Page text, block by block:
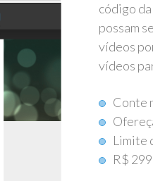
código
possam
vídeos
vídeos
Conte
Limite
R$